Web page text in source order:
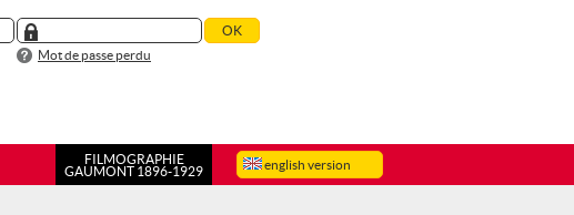
Mot de passe perdu
english version
FILMOGRAPHIE
GAUMONT 1896-1929